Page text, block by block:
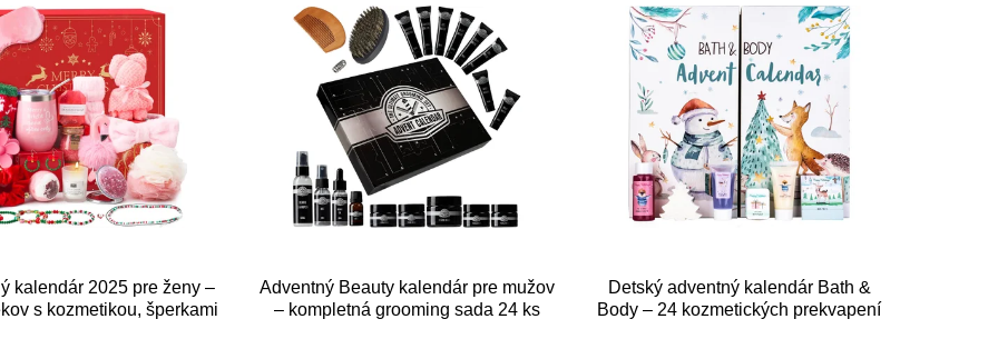
kalendár 2025 pre ženy –
s kozmetikou, šperkami
Adventný Beauty kalendár pre mužov
– kompletná grooming sada 24 ks
Detský adventný kalendár Bath &
Body – 24 kozmetických prekvapení